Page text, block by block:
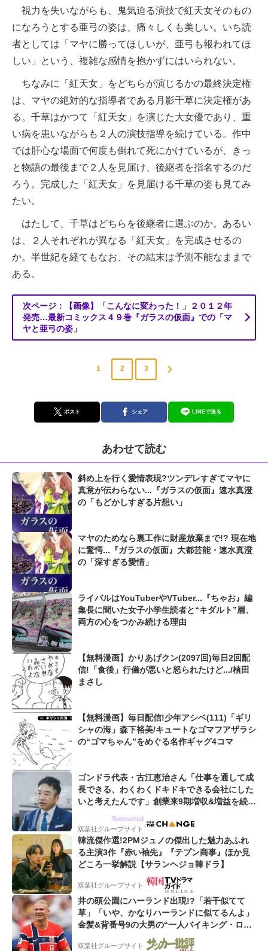
視力を失いながらも、鬼気迫る演技で紅天女そのもの
になろうとする亜弓の姿は、痛々しくも美しい。いち読
者としては「マヤに勝ってほしいが、亜弓も報われてほ
しい」という、複雑な感情を抱かずにはいられない。
ちなみに「紅天女」をどちらが演じるかの最終決定権
は、マヤの絶対的な指導者である月影千草に決定権があ
る。千草はかつて「紅天女」を演じた大女優であり、重
い病を患いながらも２人の演技指導を続けている。作中
では肝心な場面で何度も倒れて死にかけているが、きっ
と物語の最後まで２人を見届け、後継者を指名するのだ
ろう。完成した「紅天女」を見届ける千草の姿も見てみ
たい。
はたして、千草はどちらを後継者に選ぶのか。あるい
は、２人それぞれが異なる「紅天女」を完成させるの
か。半世紀を経てもなお、その結末は予測不能なままで
ある。
次ページ：【画像】「こんなに変わった！」２０１２年
発売…最新コミックス４９巻『ガラスの仮面』での「マ
ヤと亜弓の姿」
1 2 3
ポスト シェア LINEで送る
あわせて読む
斜め上を行く愛情表現?ツンデレすぎてマヤに
真意が伝わらない...『ガラスの仮面』速水真澄
の「もどかしすぎる片想い」
マヤのためなら裏工作に財産放棄まで!? 現在地
に驚愕...『ガラスの仮面』大都芸能・速水真澄
の「深すぎる愛情」
ライバルはYouTuberやVTuber...『ちゃお』編
集長に聞いた女子小学生読者と“キダルト”層、
両方の心をつかみ続ける理由
【無料漫画】かりあげクン(2097回)毎日2回配
信!「食後」行儀が悪いと怒られたけど.../植田
まさし
【無料漫画】毎日配信!少年アシベ(111)「ギリ
シャの海」森下裕美/キュートなゴマフアザラシ
の“ゴマちゃん”をめぐる名作ギャグ4コマ
ゴンドラ代表・古江恵治さん「仕事を通して成
長できる、わくわくドキドキできる会社にした
いと考えたんです」創業来9期増収&増益を続け
Sponsored
双葉社グループサイト
韓流傑作選!2PMジュノの傑出した魅力あふれ
る主演3作『赤い袖先』『テプン商事』ほか見
どころ一挙解説【サランヘジョ韓ドラ】
双葉社グループサイト
井の頭公園にハーランド出現!?「若干似てて
草」「いや、かなりハーランドに似てるんよ」
金髪&背番号9の大男の“一人バイキング・ロ
ー”映像が話題!「元気をもらった」
双葉社グループサイト